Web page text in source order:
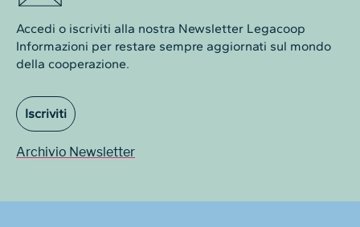
Accedi o iscriviti alla nostra Newsletter Legacoop
Informazioni per restare sempre aggiornati sul mondo
della cooperazione.
Iscriviti
Archivio Newsletter